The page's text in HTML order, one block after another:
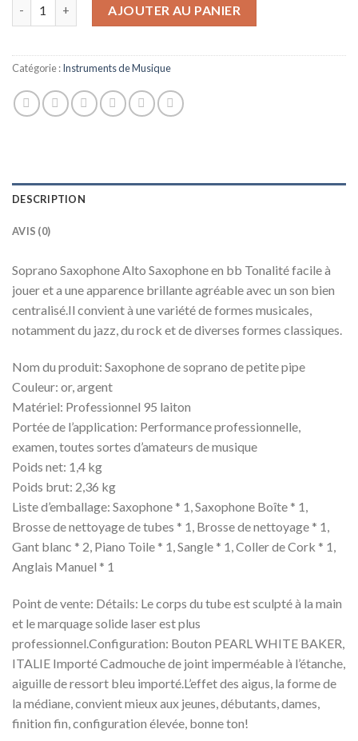
AJOUTER AU PANIER
Catégorie :Instruments de Musique
DESCRIPTION
AVIS (0)
Soprano Saxophone Alto Saxophone en bb Tonalité facile à
jouer et a une apparence brillante agréable avec un son bien
centralisé.Il convient à une variété de formes musicales,
notamment du jazz, du rock et de diverses formes classiques.
Nom du produit: Saxophone de soprano de petite pipe
Couleur: or, argent
Matériel: Professionnel 95 laiton
Portée de l’application: Performance professionnelle,
examen, toutes sortes d’amateurs de musique
Poids net: 1,4 kg
Poids brut: 2,36 kg
Liste d’emballage: Saxophone * 1, Saxophone Boîte * 1,
Brosse de nettoyage de tubes * 1, Brosse de nettoyage * 1,
Gant blanc * 2, Piano Toile * 1, Sangle * 1, Coller de Cork * 1,
Anglais Manuel * 1
Point de vente: Détails: Le corps du tube est sculpté à la main
et le marquage solide laser est plus
professionnel.Configuration: Bouton PEARL WHITE BAKER,
ITALIE Importé Cadmouche de joint imperméable à l’étanche,
aiguille de ressort bleu importé.L’effet des aigus, la forme de
la médiane, convient mieux aux jeunes, débutants, dames,
finition fin, configuration élevée, bonne ton!